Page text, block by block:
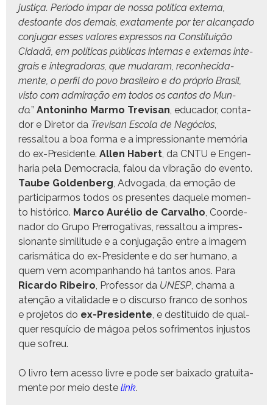
justiça. Perío­do ímpar de nos­sa políti­ca exter­na,
destoante dos demais, exata­mente por ter alcança­do
con­ju­gar ess­es val­ores expres­sos na Con­sti­tu­ição
Cidadã, em políti­cas públi­cas inter­nas e exter­nas inte­
grais e inte­grado­ras, que mudaram, recon­heci­da­
mente, o per­fil do povo brasileiro e do próprio Brasil,
vis­to com admi­ração em todos os can­tos do Mun­
do.” Anton­in­ho Mar­mo Tre­visan, edu­cador, con­ta­
dor e Dire­tor da Tre­visan Esco­la de Negó­cios,
ressaltou a boa for­ma e a impres­sio­n­ante memória
do ex-Pres­i­dente. Allen Habert, da CNTU e Engen­
haria pela Democ­ra­cia, falou da vibração do even­to.
Taube Gold­en­berg, Advo­ga­da, da emoção de
par­tic­i­par­mos todos os pre­sentes daque­le momen­
to históri­co. Mar­co Aurélio de Car­val­ho, Coor­de­
nador do Grupo Pre­rrog­a­ti­vas, ressaltou a impres­
sio­n­ante simil­i­tude e a con­ju­gação entre a imagem
caris­máti­ca do ex-Pres­i­dente e do ser humano, a
quem vem acom­pan­han­do há tan­tos anos. Para
Ricar­do Ribeiro, Pro­fes­sor da UNESP, chama a
atenção a vital­i­dade e o dis­cur­so fran­co de son­hos
e pro­je­tos do ex-Pres­i­dente, e des­ti­tuí­do de qual­
quer resquí­cio de mágoa pelos sofri­men­tos injus­tos
que sofreu.
O livro tem aces­so livre e pode ser baix­a­do gra­tuita­
mente por meio deste link.